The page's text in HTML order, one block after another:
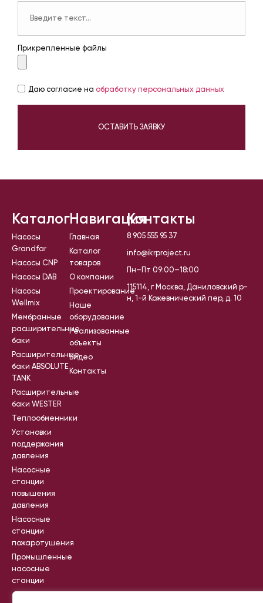
Прикрепленные файлы
Даю согласие на обработку персональных данных
ОСТАВИТЬ ЗАЯВКУ
Каталог
Насосы
Grandfar
Насосы CNP
Насосы DAB
Насосы
Wellmix
Мембранные
расширительные
баки
Расширительные
баки ABSOLUTE
TANK
Расширительные
баки WESTER
Теплообменники
Установки
поддержания
давления
Насосные
станции
повышения
давления
Насосные
станции
пожаротушения
Промышленные
насосные
станции
Навигация
Главная
Каталог
товаров
О компании
Проектирование
Наше
оборудование
Реализованные
объекты
Видео
Контакты
Контакты
8 905 555 95 37
info@ikrproject.ru
Пн–Пт 09:00–18:00
115114, г Москва, Даниловский р-
н, 1-й Кожевнический пер, д. 10